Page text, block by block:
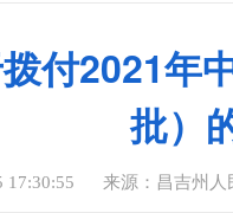
付2021年
批）
17:30:55 来源：昌吉州人